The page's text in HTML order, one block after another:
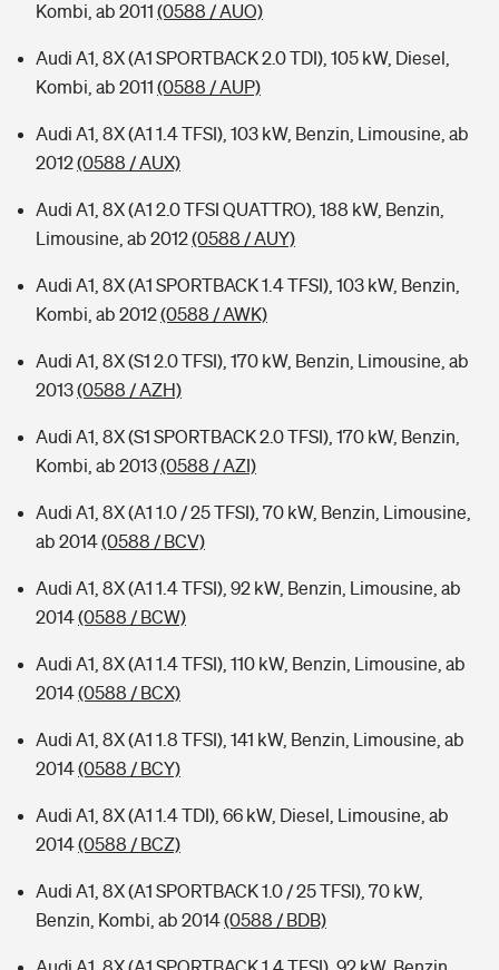
Kombi, ab 2011 (0588 / AUO)
Audi A1, 8X (A1 SPORTBACK 2.0 TDI), 105 kW, Diesel,
Kombi, ab 2011 (0588 / AUP)
Audi A1, 8X (A1 1.4 TFSI), 103 kW, Benzin, Limousine, ab
2012(0588 / AUX)
Audi A1, 8X (A1 2.0 TFSI QUATTRO), 188 kW, Benzin,
Limousine, ab 2012(0588 / AUY)
Audi A1, 8X (A1 SPORTBACK 1.4 TFSI), 103 kW, Benzin,
Kombi, ab 2012(0588 / AWK)
Audi A1, 8X (S1 2.0 TFSI), 170 kW, Benzin, Limousine, ab
2013(0588 / AZH)
Audi A1, 8X (S1 SPORTBACK 2.0 TFSI), 170 kW, Benzin,
Kombi, ab 2013(0588 / AZI)
Audi A1, 8X (A1 1.0 / 25 TFSI), 70 kW, Benzin, Limousine,
ab 2014(0588 / BCV)
Audi A1, 8X (A1 1.4 TFSI), 92 kW, Benzin, Limousine, ab
2014(0588 / BCW)
Audi A1, 8X (A1 1.4 TFSI), 110 kW, Benzin, Limousine, ab
2014(0588 / BCX)
Audi A1, 8X (A1 1.8 TFSI), 141 kW, Benzin, Limousine, ab
2014(0588 / BCY)
Audi A1, 8X (A1 1.4 TDI), 66 kW, Diesel, Limousine, ab
2014(0588 / BCZ)
Audi A1, 8X (A1 SPORTBACK 1.0 / 25 TFSI), 70 kW,
Benzin, Kombi, ab 2014(0588 / BDB)